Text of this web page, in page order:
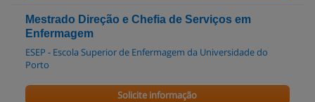
Mestrado Direção e Chefia de Serviços em
Enfermagem
ESEP - Escola Superior de Enfermagem da Universidade do
Porto
Solicite informação